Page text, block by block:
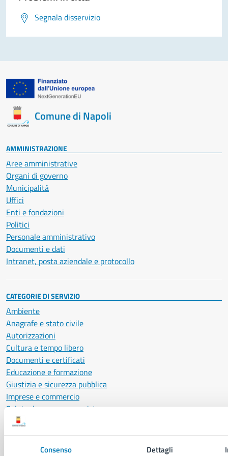
Consenso Dettagli
Segnala disservizio
Comune di Napoli
AMMINISTRAZIONE
Aree amministrative
Organi di governo
Municipalità
Uffici
Enti e fondazioni
Politici
Personale amministrativo
Documenti e dati
Intranet, posta aziendale e protocollo
CATEGORIE DI SERVIZIO
Ambiente
Anagrafe e stato civile
Autorizzazioni
Cultura e tempo libero
Documenti e certificati
Educazione e formazione
Giustizia e sicurezza pubblica
Imprese e commercio
Salute, benessere e assistenza
Servizi Cimiteriali